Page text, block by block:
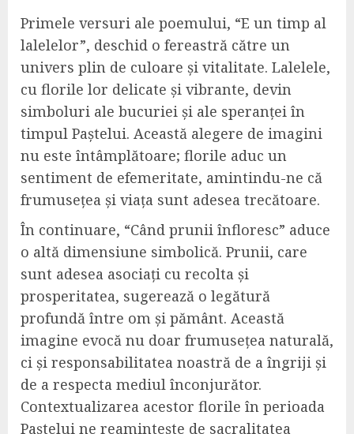
Primele versuri ale poemului, “E un timp al
lalelelor”, deschid o fereastră către un
univers plin de culoare și vitalitate. Lalelele,
cu florile lor delicate și vibrante, devin
simboluri ale bucuriei și ale speranței în
timpul Paștelui. Această alegere de imagini
nu este întâmplătoare; florile aduc un
sentiment de efemeritate, amintindu-ne că
frumusețea și viața sunt adesea trecătoare.
În continuare, “Când prunii înfloresc” aduce
o altă dimensiune simbolică. Prunii, care
sunt adesea asociați cu recolta și
prosperitatea, sugerează o legătură
profundă între om și pământ. Această
imagine evocă nu doar frumusețea naturală,
ci și responsabilitatea noastră de a îngriji și
de a respecta mediul înconjurător.
Contextualizarea acestor florile în perioada
Paștelui ne reamintește de sacralitatea